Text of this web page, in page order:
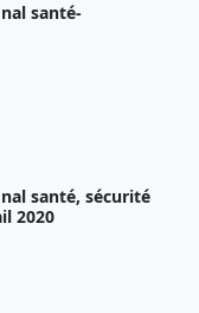
santé-
santé, sécurité
2020